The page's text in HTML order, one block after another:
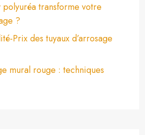
polyuréa transforme votre
?
Prix des tuyaux d’arrosage
mural rouge : techniques